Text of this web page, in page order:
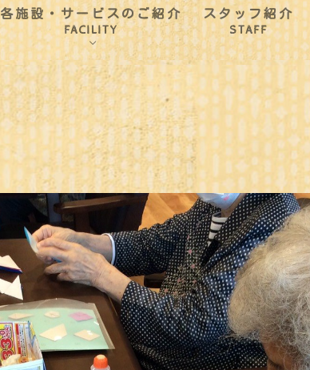
各施設・サービスのご紹介
FACILITY
スタッフ紹介
STAFF